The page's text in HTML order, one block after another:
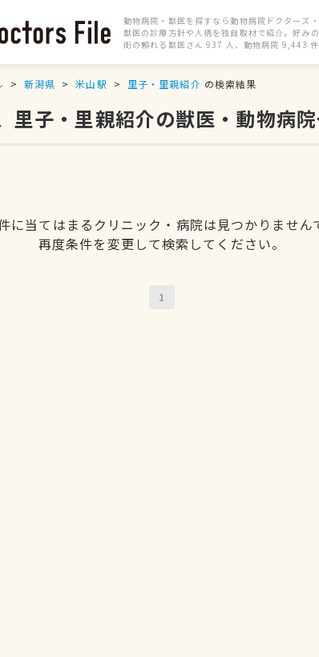
動物病院・獣医を探すなら動物病院ドクターズ・
獣医の診療方針や人柄を独自取材で紹介。好み
街の頼れる獣医さん 937 人、動物病院 9,443
新潟県 米山駅 里子・里親紹介 の検索結果
里子・里親紹介の獣医・動物病
に当てはまるクリニック・病院は見つかりません
再度条件を変更して検索してください。
1